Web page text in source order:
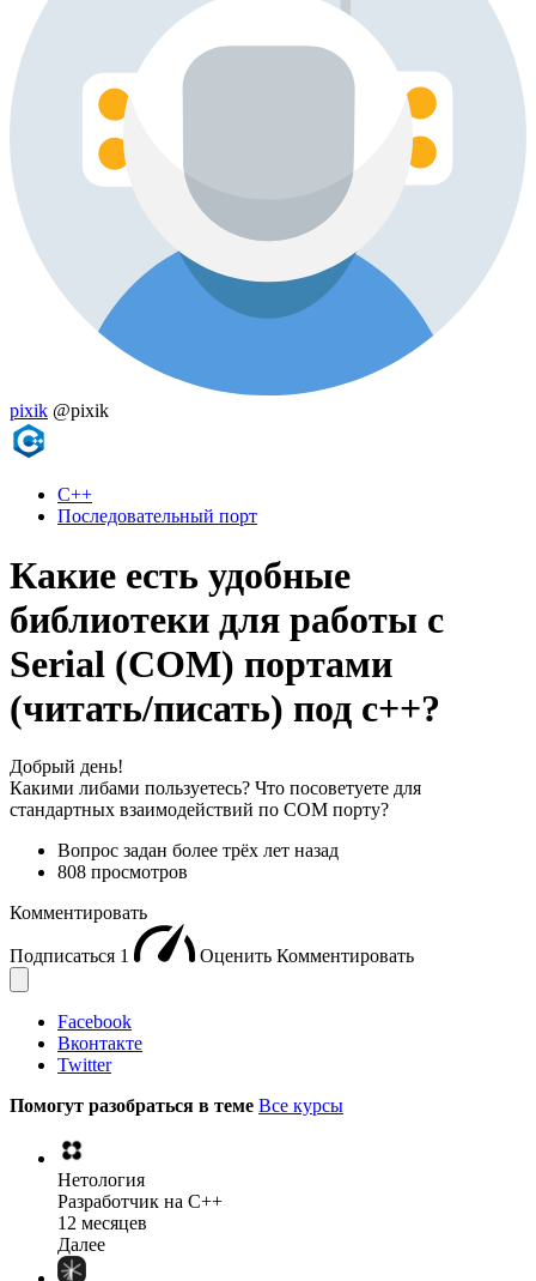
pixik @pixik
C++
Последовательный порт
Какие есть удобные
библиотеки для работы с
Serial (COM) портами
(читать/писать) под c++?
Добрый день!
Какими либами пользуетесь? Что посоветуете для
стандартных взаимодействий по COM порту?
Вопрос задан более трёх лет назад
808 просмотров
Комментировать
Подписаться 1 Оценить Комментировать
Facebook
Вконтакте
Twitter
Помогут разобраться в теме Все курсы
Нетология
Разработчик на C++
12 месяцев
Далее